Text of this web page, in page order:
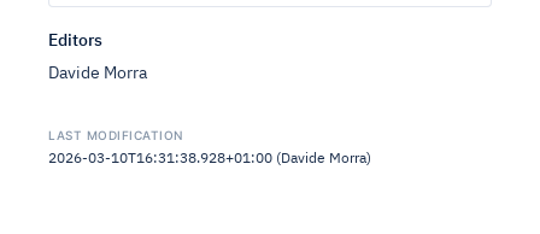
Editors
Davide Morra
LAST MODIFICATION
2026-03-10T16:31:38.928+01:00 (Davide Morra)